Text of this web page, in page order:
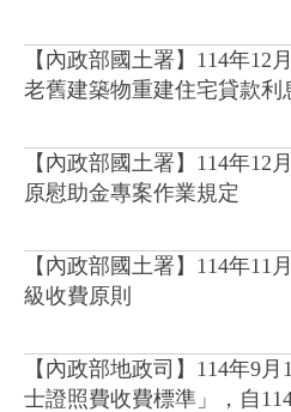
【內政部國土署】114年12
老舊建築物重建住宅貸款利
【內政部國土署】114年12
原慰助金專案作業規定
【內政部國土署】114年11
級收費原則
【內政部地政司】114年9
士證照費收費標準」，自